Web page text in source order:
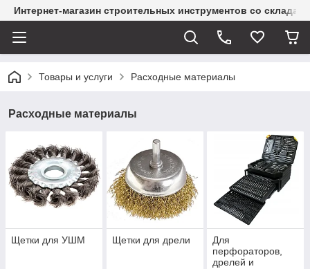
Интернет-магазин строительных инструментов со склада
Товары и услуги Расходные материалы
Расходные материалы
Щетки для УШМ Щетки для дрели
Для
перфораторов,
дрелей и